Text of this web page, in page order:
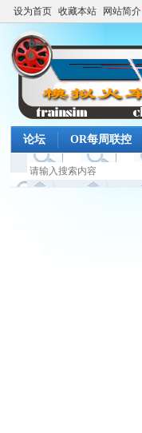
设为首页 收藏本站 网站简介
论坛 OR每周联控